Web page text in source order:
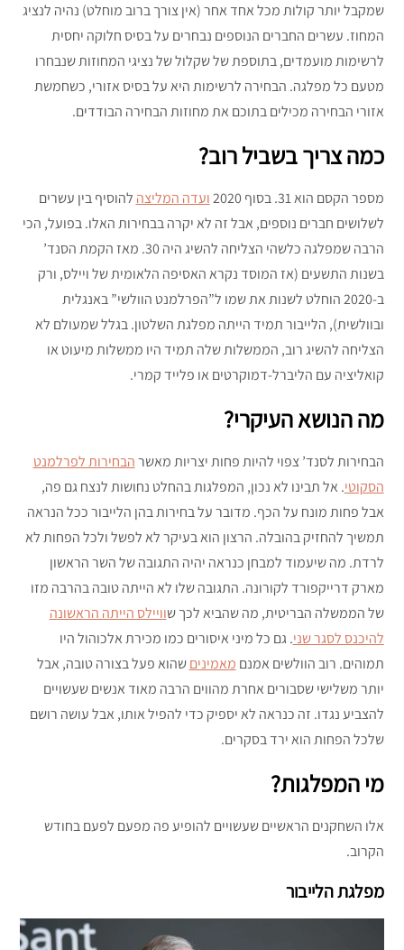
שמקבל יותר קולות מכל אחד אחר (אין צורך ברוב מוחלט) נהיה לנציג
המחוז. עשרים החברים הנוספים נבחרים על בסיס חלוקה יחסית
לרשימות מועמדים, בתוספת של שקלול של נציגי המחוזות שנבחרו
מטעם כל מפלגה. הבחירה לרשימות היא על בסיס אזורי, כשחמשת
אזורי הבחירה מכילים בתוכם את מחוזות הבחירה הבודדים.
כמה צריך בשביל רוב?
מספר הקסם הוא 31. בסוף 2020 ועדה המליצה להוסיף בין עשרים
לשלושים חברים נוספים, אבל זה לא יקרה בבחירות האלו. בפועל, הכי
הרבה שמפלגה כלשהי הצליחה להשיג היה 30. מאז הקמת הסנד’
בשנות התשעים (אז המוסד נקרא האסיפה הלאומית של ויילס, ורק
ב-2020 הוחלט לשנות את שמו ל”הפרלמנט הוולשי” באנגלית
ובוולשית), הלייבור תמיד הייתה מפלגת השלטון. בגלל שמעולם לא
הצליחה להשיג רוב, הממשלות שלה תמיד היו ממשלות מיעוט או
קואליציה עם הליברל-דמוקרטים או פלייד קמרי.
מה הנושא העיקרי?
הבחירות לסנד’ צפוי להיות פחות יצריות מאשרהבחירות לפרלמנט
הסקוטי. אל תבינו לא נכון, המפלגות בהחלט נחושות לנצח גם פה,
אבל פחות מונח על הכף. מדובר על בחירות בהן הלייבור ככל הנראה
תמשיך להחזיק בהובלה. הרצון הוא בעיקר לא לפשל ולכל הפחות לא
לרדת. מה שיעמוד למבחן כנראה יהיה התגובה של השר הראשון
מארק דרייקפורד לקורונה. התגובה שלו לא הייתה טובה בהרבה מזו
של הממשלה הבריטית, מה שהביא לכך שוויילס הייתה הראשונה
להיכנס לסגר שני. גם כל מיני איסורים כמו מכירת אלכוהול היו
תמוהים. רוב הוולשים אמנם מאמיניםשהוא פעל בצורה טובה, אבל
יותר משלישי שסבורים אחרת מהווים הרבה מאוד אנשים שעשויים
להצביע נגדו. זה כנראה לא יספיק כדי להפיל אותו, אבל עושה רושם
שלכל הפחות הוא ירד בסקרים.
מי המפלגות?
אלו השחקנים הראשיים שעשויים להופיע פה מפעם לפעם בחודש
הקרוב.
מפלגת הלייבור